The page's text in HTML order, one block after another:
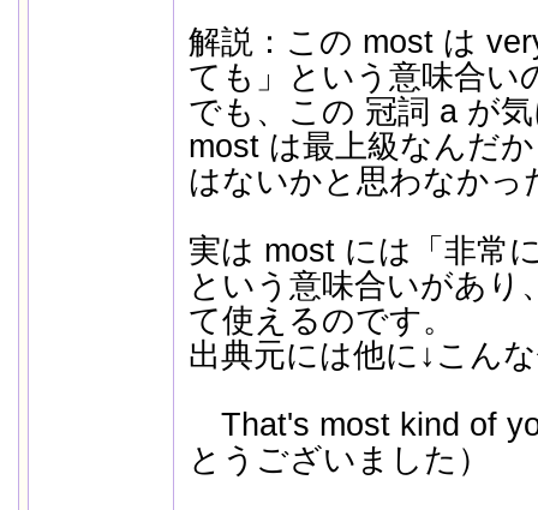
解説：この most は
ても」という意味合い
でも、この 冠詞 a が
most は最上級なんだ
はないかと思わなかっ
実は most には「非常
という意味合いがあり
て使えるのです。
出典元には他に↓こん
That's most kind of
とうございました）